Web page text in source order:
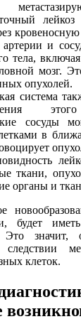
и
тела,
мозг.
опухолей.
система
сосуды
в
ткани,
органы и
будет
значит,
клеток.